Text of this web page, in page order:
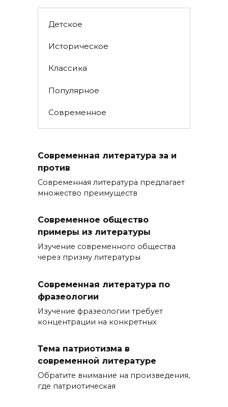
Детское
Историческое
Классика
Популярное
Современное
Современная литература за и
против
Современная литература предлагает
множество преимуществ
Современное общество
примеры из литературы
Изучение современного общества
через призму литературы
Современная литература по
фразеологии
Изучение фразеологии требует
концентрации на конкретных
Тема патриотизма в
современной литературе
Обратите внимание на произведения,
где патриотическая